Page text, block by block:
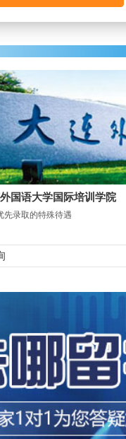
国语大学国际培训学院
先录取的特殊待遇